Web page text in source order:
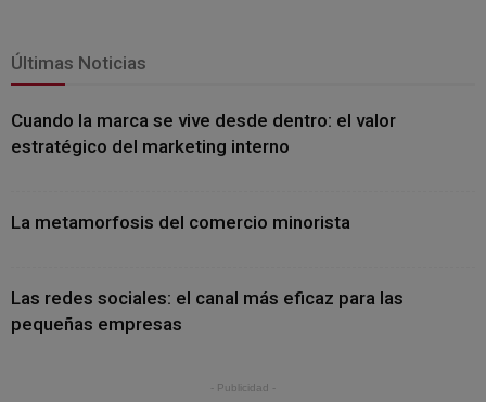
Últimas Noticias
Cuando la marca se vive desde dentro: el valor
estratégico del marketing interno
La metamorfosis del comercio minorista
Las redes sociales: el canal más eficaz para las
pequeñas empresas
- Publicidad -